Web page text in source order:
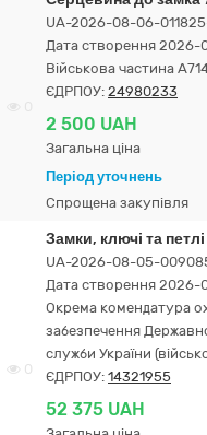
UA-2026-08-06-
Дата створення 2026-
Військова частина
ЄДРПОУ: 24980233
2 500 UAH
Загальна ціна
Період уточнень
Спрощена закупівля
0
Замки, ключі та петлі
UA-2026-08-05-
Дата створення 2026-
Окрема комендатура
забезпечення
служби України
ЄДРПОУ: 14321955
52 375 UAH